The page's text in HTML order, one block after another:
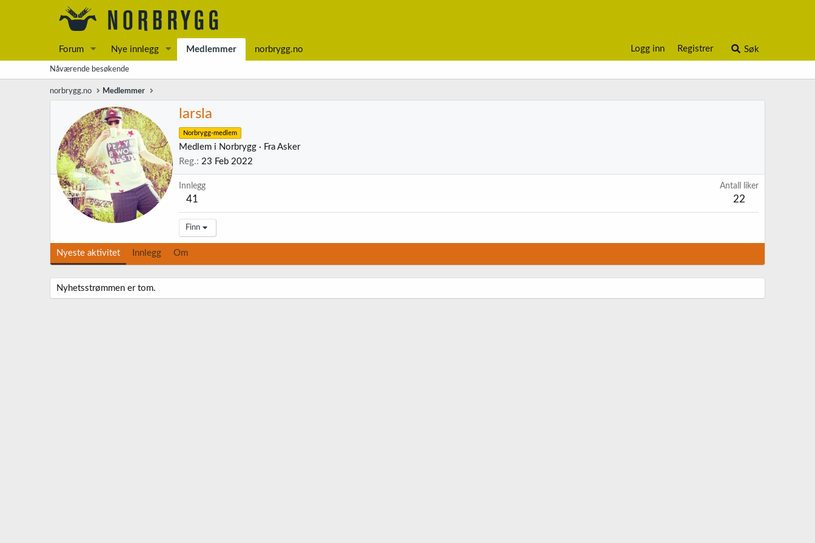
Forum Nye innlegg Medlemmer norbrygg.no Logg inn Registrer Søk
Nåværende besøkende
norbrygg.no Medlemmer
larsla
Norbrygg-medlem
Medlem i Norbrygg · Fra Asker
Reg. 23 Feb 2022
Innlegg
41
Antall liker
22
Finn
Nyeste aktivitet Innlegg Om
Nyhetsstrømmen er tom.